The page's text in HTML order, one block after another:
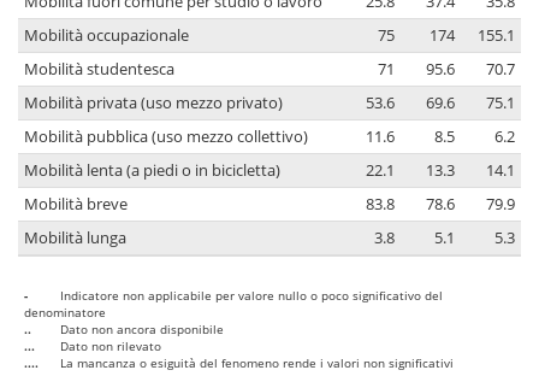
Mobilità occupazionale
75 174
155.1
Mobilità studentesca
71 95.6
70.7
Mobilità privata (uso mezzo privato)
53.6 69.6
75.1
Mobilità pubblica (uso mezzo collettivo)
11.6 8.5
6.2
Mobilità lenta (a piedi o in bicicletta)
22.1 13.3
14.1
Mobilità breve
83.8 78.6
79.9
Mobilità lunga
3.8 5.1 5.3
-
Indicatore non applicabile per valore nullo o poco significativo del
denominatore
..
Dato non ancora disponibile
...
Dato non rilevato
....
La mancanza o esiguità del fenomeno rende i valori non significativi